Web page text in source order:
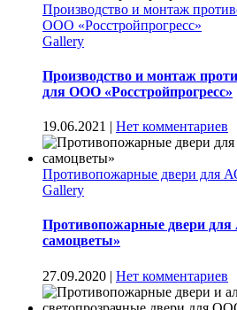
Производство и монтаж
ООО «Росстройпрогресс»
Gallery
Производство и монтаж
для ООО «Росстройпрогресс»
19.06.2021 | Нет комментариев
Противопожарные двери для
Gallery
Противопожарные двери для
самоцветы»
27.09.2020 | Нет комментариев